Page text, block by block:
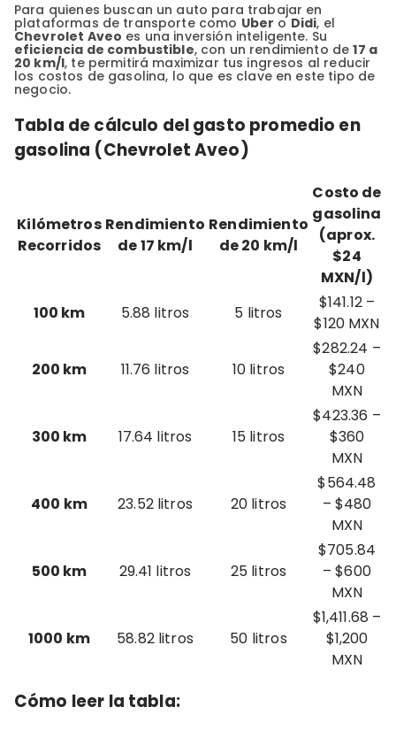
Para quienes buscan un auto para trabajar en
plataformas de transporte como Uber o Didi, el
Chevrolet Aveo es una inversión inteligente. Su
eficiencia de combustible, con un rendimiento de17 a
20 km/l, te permitirá maximizar tus ingresos al reducir
los costos de gasolina, lo que es clave en este tipo de
negocio.
Tabla de cálculo del gasto promedio en
gasolina (Chevrolet Aveo)
Kilómetros
Recorridos
Rendimiento
de 17 km/l
Rendimiento
de 20 km/l
Costo de
gasolina
(aprox.
$24
MXN/l)
100 km
5.88 litros 5 litros
$141.12 –
$120 MXN
200 km 11.76 litros 10 litros
$282.24 –
$240
MXN
300 km 17.64 litros 15 litros
$423.36 –
$360
MXN
400 km 23.52 litros 20 litros
$564.48
– $480
MXN
500 km 29.41 litros 25 litros
$705.84
– $600
MXN
1000 km 58.82 litros 50 litros
$1,411.68 –
$1,200
MXN
Cómo leer la tabla: